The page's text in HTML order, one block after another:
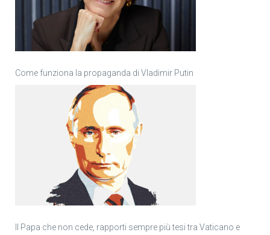
Come funziona la propaganda di Vladimir Putin
Il Papa che non cede, rapporti sempre più tesi tra Vaticano e